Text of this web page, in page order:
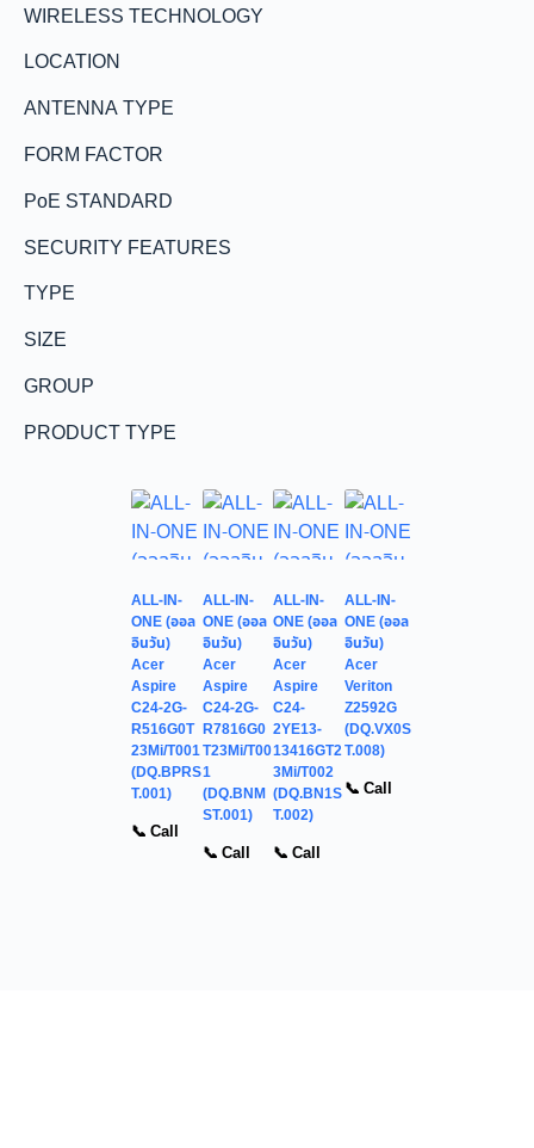
WIRELESS TECHNOLOGY
LOCATION
ANTENNA TYPE
FORM FACTOR
PoE STANDARD
SECURITY FEATURES
TYPE
SIZE
GROUP
PRODUCT TYPE
ALL-IN-
ONE (ออล
อินวัน)
Acer
Aspire
C24-2G-
R516G0T
23Mi/T001
(DQ.BPRS
T.001)
📞 Call
ALL-IN-
ONE (ออล
อินวัน)
Acer
Aspire
C24-2G-
R7816G0
T23Mi/T00
1
(DQ.BNM
ST.001)
📞 Call
ALL-IN-
ONE (ออล
อินวัน)
Acer
Aspire
C24-
2YE13-
13416GT2
3Mi/T002
(DQ.BN1S
T.002)
📞 Call
ALL-IN-
ONE (ออล
อินวัน)
Acer
Veriton
Z2592G
(DQ.VX0S
T.008)
📞 Call